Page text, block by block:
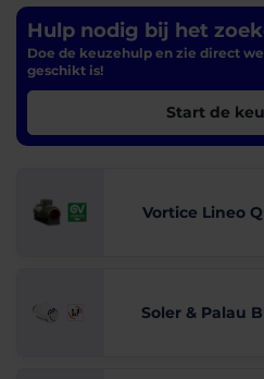
Hulp nodig bij het
Doe de keuzehulp en zie direct
geschikt is!
Start de
Vortice Lineo
Soler & Palau